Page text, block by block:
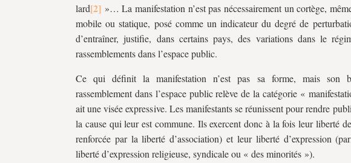
lard
»… La manifestation n’est pas nécessairement un cortège,
mobile ou statique, posé comme un indicateur du degré de
d’entraîner, justifie, dans certains pays, des variations dans le
rassemblements dans l’espace public.
Ce qui définit la manifestation n’est pas sa forme, mais son
rassemblement dans l’espace public relève de la catégorie «
ait une visée expressive. Les manifestants se réunissent pour rendre
la cause qui leur est commune. Ils exercent donc à la fois leur liberté
renforcée par la liberté d’association) et leur liberté d’expression
liberté d’expression religieuse, syndicale ou « des minorités »).